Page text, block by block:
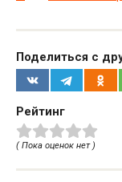
Поделиться с
Рейтинг
( Пока оценок нет )